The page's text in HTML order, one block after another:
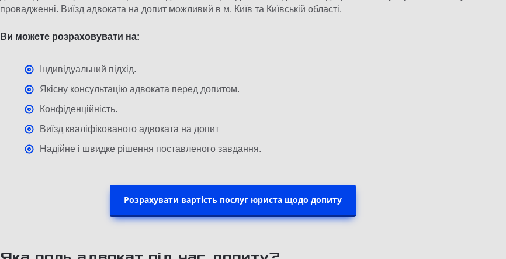
провадженні. Виїзд адвоката на допит можливий в м. Київ та Київській області.
Ви можете розраховувати на:
Індивідуальний підхід.
Якісну консультацію адвоката перед допитом.
Конфіденційність.
Виїзд кваліфікованого адвоката на допит
Надійне і швидке рішення поставленого завдання.
Розрахувати вартість послуг юриста щодо допиту